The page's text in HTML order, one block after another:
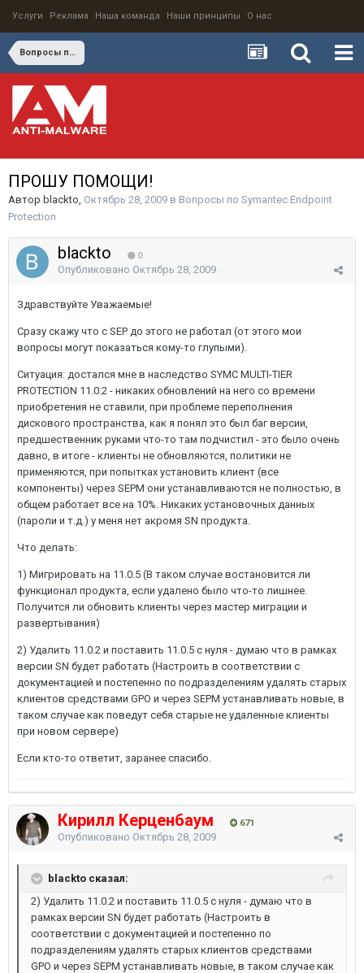
Услуги Реклама Наша команда Наши принципы О нас
Вопросы по Symantec Endpoint Protection
ПРОШУ ПОМОЩИ!
Автор blackto, Октябрь 28, 2009 в Вопросы по Symantec Endpoint
Protection
blackto 0
Опубликовано Октябрь 28, 2009
Здравствуйте Уважаемые!
Сразу скажу что с SEP до этого не работал (от этого мои
вопросы могут показаться кому-то глупыми).
Ситуация: достался мне в наследство SYMC MULTI-TIER
PROTECTION 11.0.2 - никаких обновлений на него со времени
приобретения не ставили, при проблеме переполнения
дискового пространства, как я понял это был баг версии,
предшественник руками что-то там подчистил - это было очень
давно, в итоге - клиенты не обновляются, политики не
применяются, при попытках установить клиент (все
компоненты) через SEPM они устанавливаются не полностью, в
общем работает все на 10%. Никаких установочных данных
(пароли и т.д.) у меня нет акромя SN продукта.
Что делать:
1) Мигрировать на 11.0.5 (В таком случае востановится ли
функционал продукта, если удалено было что-то лишнее.
Получится ли обновить клиенты через мастер миграции и
развертывания)
2) Удалить 11.0.2 и поставить 11.0.5 с нуля - думаю что в рамках
версии SN будет работать (Настроить в соответствии с
документацией и постепенно по подразделениям удалять старых
клиентов средствами GPO и через SEPM устанавливать новые, в
таком случае как поведут себя старые не удаленные клиенты
при новом сервере)
Если кто-то ответит, заранее спасибо.
Кирилл Керценбаум 671
Опубликовано Октябрь 28, 2009
blackto сказал:
2) Удалить 11.0.2 и поставить 11.0.5 с нуля - думаю что в
рамках версии SN будет работать (Настроить в
соответствии с документацией и постепенно по
подразделениям удалять старых клиентов средствами
GPO и через SEPM устанавливать новые, в таком случае как